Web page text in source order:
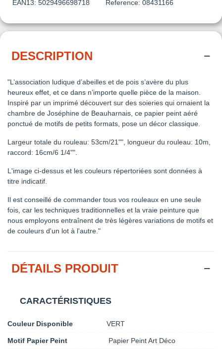
EAN13: 5029496698718 Reference: 08431166
DESCRIPTION
"L’association ludique d’abeilles et de pois s’avère du plus
heureux effet, et ce dans n’importe quelle pièce de la maison.
Inspiré par un imprimé découvert sur des soieries qui ornaient la
chambre de Joséphine de Beauharnais, ce papier peint aéré
ponctué de motifs de petits formats, pose un décor classique.
Largeur totale du rouleau: 53cm/21"", longueur du rouleau: 10m,
raccord: 16cm/6 1/4"".
L'image ci-dessus et les couleurs répertoriées sont données à
titre indicatif.
Il est conseillé de commander tous vos rouleaux en une seule
fois, car les techniques traditionnelles et la vraie peinture que
nous employons entraînent de très légères variations de motifs et
de couleurs d'un lot à l'autre."
DÉTAILS PRODUIT
CARACTÉRISTIQUES
Couleur Disponible VERT
Motif Papier Peint Papier Peint Art Déco